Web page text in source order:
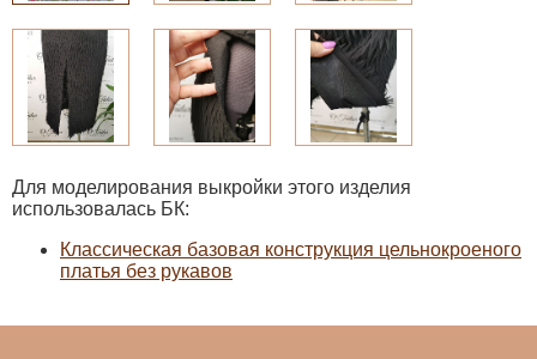
Для моделирования выкройки этого изделия
использовалась БК:
Классическая базовая конструкция цельнокроеного
платья без рукавов